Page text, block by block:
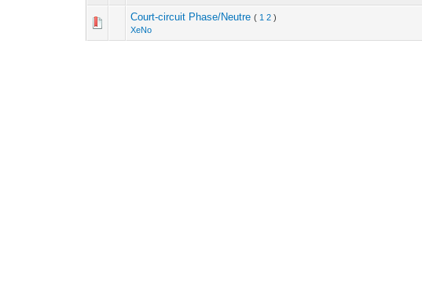
Court-circuit Phase/Neutre ( 1 2 )
XeNo